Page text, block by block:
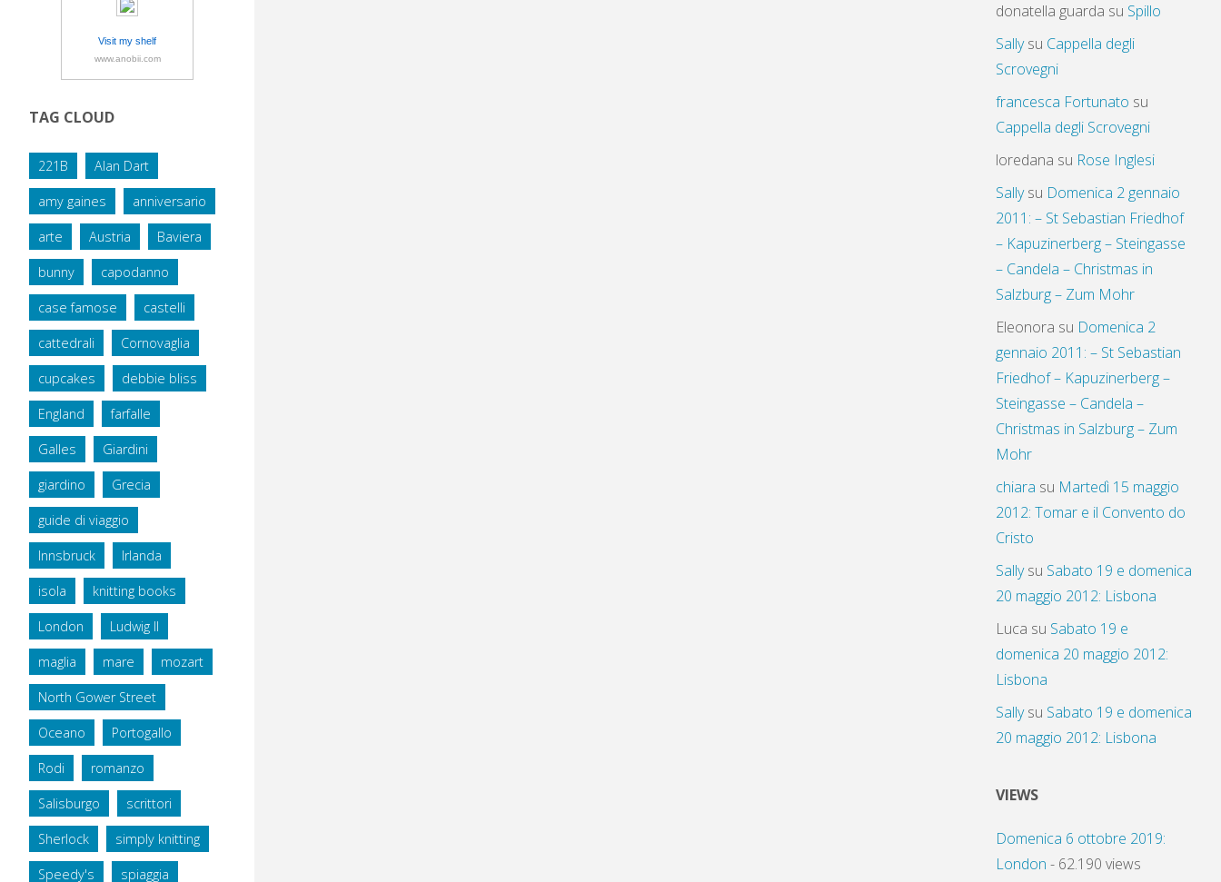
Visit my shelf
www.anobii.com
TAG CLOUD
221B Alan Dart
amy gaines anniversario
arte Austria Baviera
bunny capodanno
case famose castelli
cattedrali Cornovaglia
cupcakes debbie bliss
England farfalle
Galles Giardini
giardino Grecia
guide di viaggio
Innsbruck Irlanda
isola knitting books
London Ludwig II
maglia mare mozart
North Gower Street
Oceano Portogallo
Rodi romanzo
Salisburgo scrittori
Sherlock simply knitting
Speedy's spiaggia
donatella guarda su Spillo
Sallysu Cappella degli
Scrovegni
francesca Fortunato su
Cappella degli Scrovegni
loredana su Rose Inglesi
Sallysu Domenica 2 gennaio
2011: – St Sebastian Friedhof
– Kapuzinerberg – Steingasse
– Candela – Christmas in
Salzburg – Zum Mohr
Eleonora su Domenica 2
gennaio 2011: – St Sebastian
Friedhof – Kapuzinerberg –
Steingasse – Candela –
Christmas in Salzburg – Zum
Mohr
chiara su Martedì 15 maggio
2012: Tomar e il Convento do
Cristo
Sallysu Sabato 19 e domenica
20 maggio 2012: Lisbona
Luca su Sabato 19 e
domenica 20 maggio 2012:
Lisbona
Sallysu Sabato 19 e domenica
20 maggio 2012: Lisbona
VIEWS
Domenica 6 ottobre 2019:
London - 62.190 views